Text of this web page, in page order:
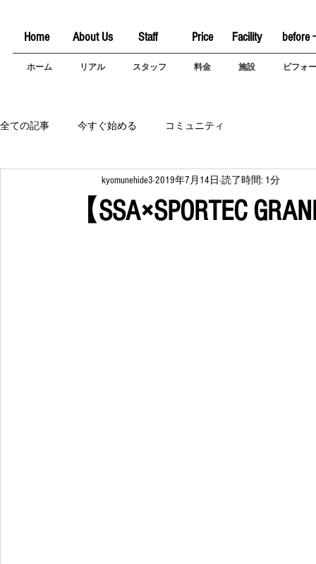
Home About Us Staff Price Facility before
ホーム リアル スタッフ 料金 施設 ビフォ
全ての記事 今すぐ始める コミュニティ
【SSA×SPORTEC
kyomunehide3 2019年7月14日 読了時間: 1分